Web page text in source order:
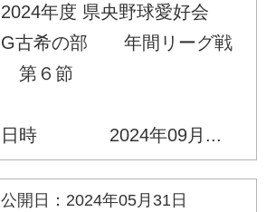
2024年度 県央野球愛好会
G古希の部 年間リーグ戦
第６節
日時 2024年09月...
公開日：2024年05月31日